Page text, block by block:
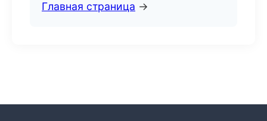
Главная страница →